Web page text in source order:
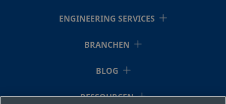
ENGINEERING SERVICES
BRANCHEN
BLOG
RESSOURCEN